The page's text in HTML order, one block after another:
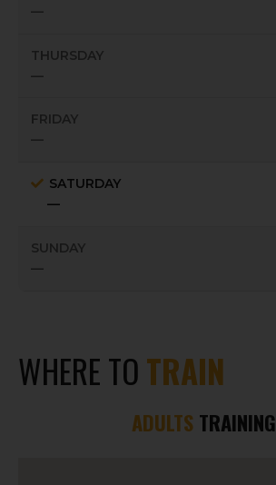
—
THURSDAY
—
FRIDAY
—
SATURDAY
—
SUNDAY
—
WHERE TOTRAIN
ADULTSTRAINING